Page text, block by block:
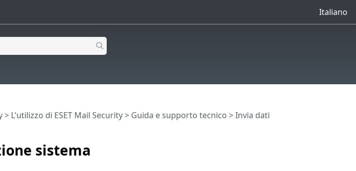
Italiano
sistema
> L'utilizzo di ESET Mail Security> Guida e supporto tecnico > Invia dati